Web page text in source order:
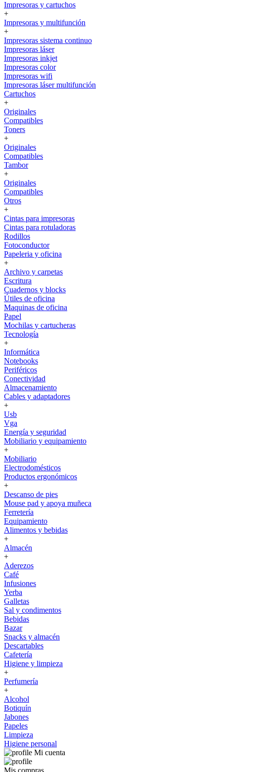
Impresoras y cartuchos
+
Impresoras y multifunción
+
Impresoras sistema continuo
Impresoras láser
Impresoras inkjet
Impresoras color
Impresoras wifi
Impresoras láser multifunción
Cartuchos
+
Originales
Compatibles
Toners
+
Originales
Compatibles
Tambor
+
Originales
Compatibles
Otros
+
Cintas para impresoras
Cintas para rotuladoras
Rodillos
Fotoconductor
Papeleria y oficina
+
Archivo y carpetas
Escritura
Cuadernos y blocks
Útiles de oficina
Maquinas de oficina
Papel
Mochilas y cartucheras
Tecnología
+
Informática
Notebooks
Periféricos
Conectividad
Almacenamiento
Cables y adaptadores
+
Usb
Vga
Energía y seguridad
Mobiliario y equipamiento
+
Mobiliario
Electrodomésticos
Productos ergonómicos
+
Descanso de pies
Mouse pad y apoya muñeca
Ferretería
Equipamiento
Alimentos y bebidas
+
Almacén
+
Aderezos
Café
Infusiones
Yerba
Galletas
Sal y condimentos
Bebidas
Bazar
Snacks y almacén
Descartables
Cafetería
Higiene y limpieza
+
Perfumería
+
Alcohol
Botiquín
Jabones
Papeles
Limpieza
Higiene personal
Mi cuenta
Mis compras